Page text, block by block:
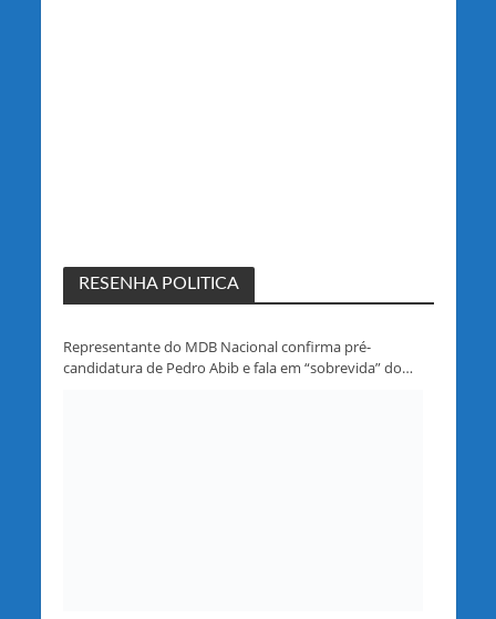
RESENHA POLITICA
Representante do MDB Nacional confirma pré-
candidatura de Pedro Abib e fala em “sobrevida” do